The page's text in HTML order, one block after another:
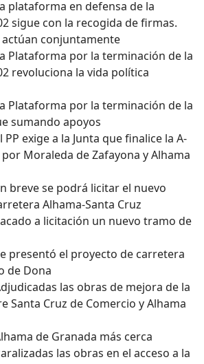
plataforma en defensa de la
sigue con la recogida de firmas.
actúan conjuntamente
Plataforma por la terminación de la
revoluciona la vida política
Plataforma por la terminación de la
sumando apoyos
PP exige a la Junta que finalice la A-
Moraleda de Zafayona y Alhama
breve se podrá licitar el nuevo
Alhama-Santa Cruz
a licitación un nuevo tramo de
presentó el proyecto de carretera
de Dona
las obras de mejora de la
Santa Cruz de Comercio y Alhama
de Granada más cerca
las obras en el acceso a la